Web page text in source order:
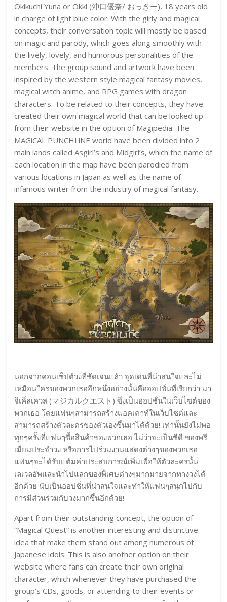
Okikuchi Yuna or Okki (沖口優奈/ おっきー), 18 years old
in charge of light blue color. With the girly and magical
concepts, their conversation topic will mostly be based
on magic and parody, which goes along smoothly with
the lively, lovely, and humorous personalities of the
members. The group sound and artwork have been
inspired by the western style magical fantasy movies,
magical witch anime, and RPG games with dragon
characters. To be related to their concepts, they have
created their own magical world that can be looked up
from their website in the option of Magipedia. The
MAGiCAL PUNCHLiNE world have been divided into 2
main lands called Asgirl’s and Midgirl’s, which the name of
each location in the map have been parodied from
various locations in Japan as well as the name of
infamous writer from the industry of magical fantasy.
นอกจากคอนเซ็ปต์วงที่ชัดเจนแล้ว จุดเด่นที่น่าสนใจและไม่
เหมือนใครของพวกเธออีกหนึ่งอย่างนั้นคือออปชั่นที่เรียกว่า มา
จิเคิ่ลเควส (マジカルクエスト) ซึ่งเป็นออปชั่นในเว็บไซต์ของ
พวกเธอ โดยแฟนๆสามารถสร้างแอคเคาท์ในเว็บไซต์และ
สามารถสร้างตัวละครของตัวเองขึ้นมาได้ด้วย! เท่านั้นยังไม่พอ
ทุกๆครั้งที่แฟนๆซื้อสินค้าของพวกเธอ ไม่ว่าจะเป็นซีดี ของพรี
เมี่ยมประจำวง หรือการไปร่วมงานแสดงต่างๆของพวกเธอ
แฟนๆจะได้รับแต้มค่าประสบการณ์เพิ่มเพื่อให้ตัวละครนั้น
เลเวลอัพและนำไปแลกของพิเศษต่างๆมากมายจากทางวงได้
อีกด้วย นับเป็นออปชั่นที่น่าสนใจและทำให้แฟนๆสนุกไปกับ
การมีส่วนร่วมกับวงมากขึ้นอีกด้วย!
Apart from their outstanding concept, the option of
“Magical Quest” is another interesting and distinctive
idea that make them stand out among numerous of
Japanese idols. This is also another option on their
website where fans can create their own original
character, which whenever they have purchased the
group’s CDs, goods, or attending to their events or